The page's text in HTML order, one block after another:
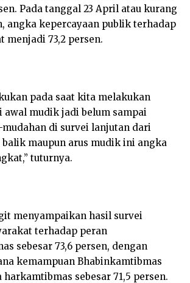
Pada tanggal 23 April atau kurang
angka kepercayaan publik terhadap
menjadi 73,2 persen.
pada saat kita melakukan
awal mudik jadi belum sampai
mudahan di survei lanjutan dari
maupun arus mudik ini angka
tuturnya.
menyampaikan hasil survei
terhadap peran
sebesar 73,6 persen, dengan
kemampuan Bhabinkamtibmas
sebesar 71,5 persen.